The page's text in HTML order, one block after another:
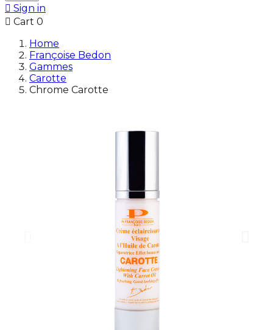
 Sign in
 Cart 0
Home
Françoise Bedon
Gammes
Carotte
Chrome Carotte